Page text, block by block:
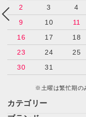
カテゴリー
2
3 4
9
10 11
16
17 18
23
24 25
30
31
※土曜は繁忙期の